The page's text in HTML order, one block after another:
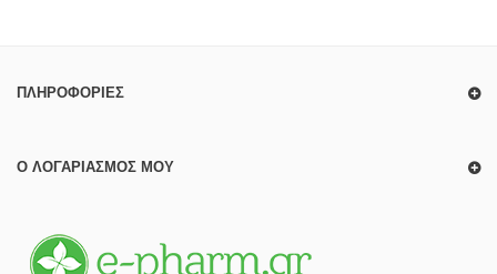
ΠΛΗΡΟΦΟΡΊΕΣ
Ο ΛΟΓΑΡΙΑΣΜΌΣ ΜΟΥ